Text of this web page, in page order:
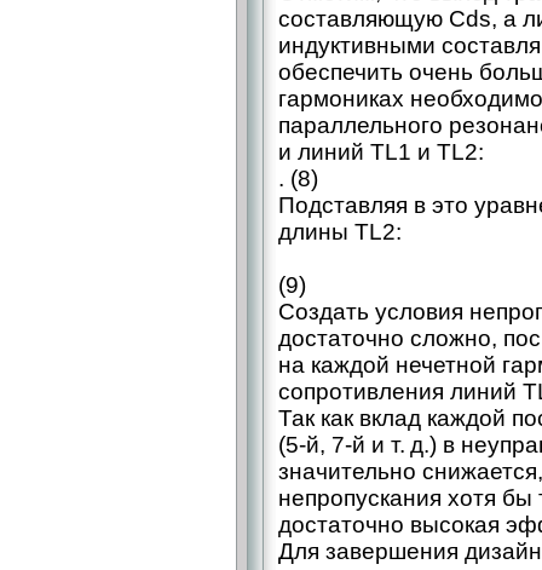
составляющую Cds, а
индуктивными
обеспечить очень
гармониках
параллельного
и линий TL1 и TL2:
. (8)
Подставляя в это
длины TL2:
(9)
Создать условия
достаточно сложно,
на каждой нечетной
сопротивления линий
Так как вклад каждой
(5‑й, 7‑й и т. д.) в
значительно
непропускания хотя бы
достаточно высокая
Для завершения